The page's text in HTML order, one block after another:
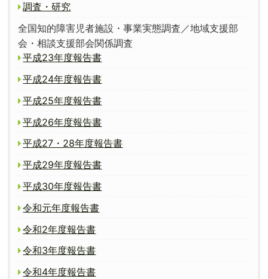
調査・研究
全国知的障害児者施設・事業実態調査／地域支援部
会・相談支援部会関係調査
平成23年度報告書
平成24年度報告書
平成25年度報告書
平成26年度報告書
平成27・28年度報告書
平成29年度報告書
平成30年度報告書
令和元年度報告書
令和2年度報告書
令和3年度報告書
令和4年度報告書